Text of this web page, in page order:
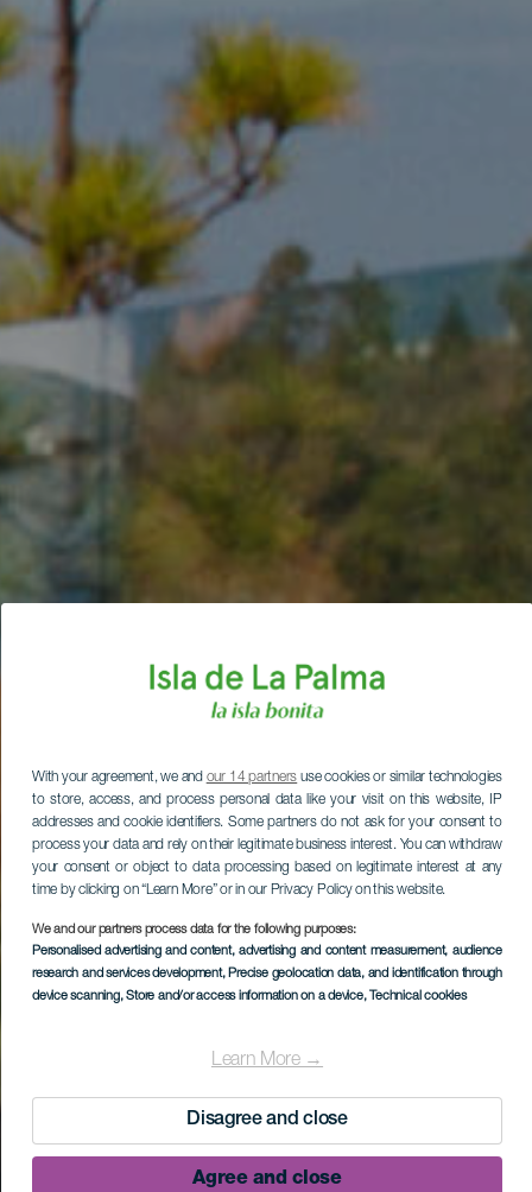
With your agreement, we and our 14 partners use cookies or similar technologies
to store, access, and process personal data like your visit on this website, IP
addresses and cookie identifiers. Some partners do not ask for your consent to
process your data and rely on their legitimate business interest. You can withdraw
your consent or object to data processing based on legitimate interest at any
time by clicking on “Learn More” or in our Privacy Policy on this website.
We and our partners process data for the following purposes:
Personalised advertising and content, advertising and content measurement, audience
research and services development, Precise geolocation data, and identification through
device scanning, Store and/or access information on a device, Technical cookies
Learn More →
Disagree and close
Agree and close